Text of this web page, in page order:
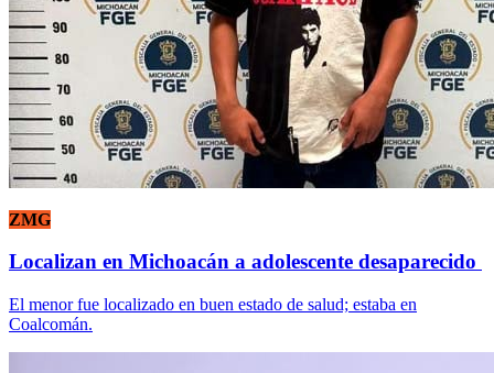
ZMG
Localizan en Michoacán a adolescente desaparecido
El menor fue localizado en buen estado de salud; estaba en
Coalcomán.